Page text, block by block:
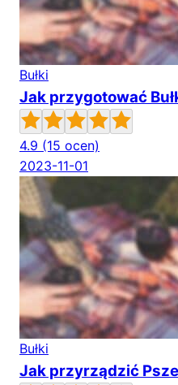
Bułki
Jak przygotować
4.9 (15 ocen)
2023-11-01
Bułki
Jak przyrządzić